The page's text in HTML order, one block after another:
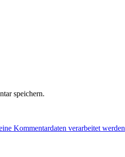
speichern.
Kommentardaten verarbeitet werden